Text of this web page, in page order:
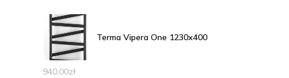
Terma Vipera One 1230x400
940,00zł